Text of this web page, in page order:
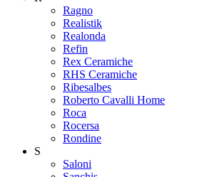
Ragno
Realistik
Realonda
Refin
Rex Ceramiche
RHS Ceramiche
Ribesalbes
Roberto Cavalli Home
Roca
Rocersa
Rondine
S
Saloni